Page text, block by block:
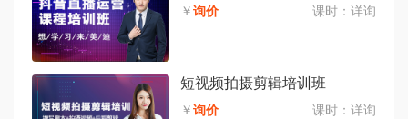
￥询价 课时： 详询
短视频拍摄剪辑培训班
￥询价 课时： 详询